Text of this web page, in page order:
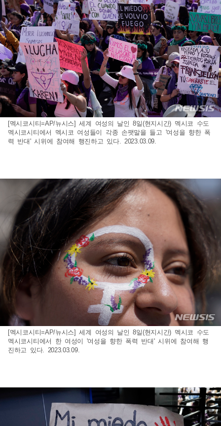
[멕시코시티=AP/뉴시스] 세계 여성의 날인 8일(현지시간) 멕시코 수도
멕시코시티에서 멕시코 여성들이 각종 손팻말을 들고 '여성을 향한 폭
력 반대' 시위에 참여해 행진하고 있다. 2023.03.09.
[멕시코시티=AP/뉴시스] 세계 여성의 날인 8일(현지시간) 멕시코 수도
멕시코시티에서 한 여성이 '여성을 향한 폭력 반대' 시위에 참여해 행
진하고 있다. 2023.03.09.